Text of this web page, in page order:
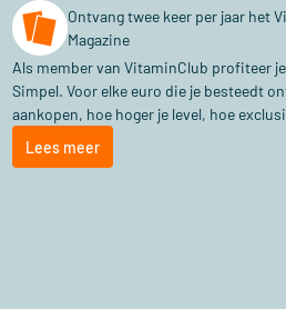
Ontvang twee keer per jaar het
Magazine
Als member van VitaminClub profiteer
Simpel. Voor elke euro die je besteedt
aankopen, hoe hoger je level, hoe
Lees meer